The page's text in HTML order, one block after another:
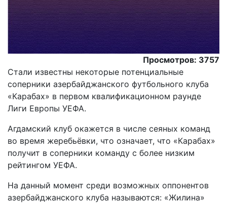
Просмотров: 3757
Стали известны некоторые потенциальные
соперники азербайджанского футбольного клуба
«Карабах» в первом квалификационном раунде
Лиги Европы УЕФА.
Агдамский клуб окажется в числе сеяных команд
во время жеребьёвки, что означает, что «Карабах»
получит в соперники команду с более низким
рейтингом УЕФА.
На данный момент среди возможных оппонентов
азербайджанского клуба называются: «Жилина»